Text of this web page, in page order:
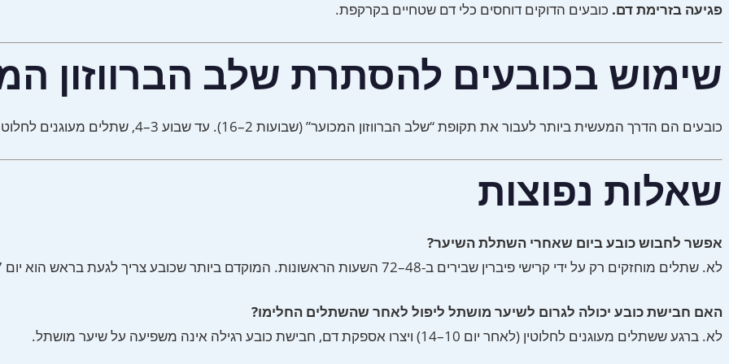
פגיעה בזרימת דם. כובעים הדוקים דוחסים כלי דם שטחיים בקרקפת.
שימוש בכובעים להסתרת שלב הברווזון
כובעים הם הדרך המעשית ביותר לעבור את תקופת “שלב הברווזון המכוער” (שבועות 2–16). עד שבוע 3–4, שתלים מעוגנים לחלוטין וכל סוגי הכובעים בטוחים לחבישה.
שאלות נפוצות
אפשר לחבוש כובע ביום שאחרי השתלת השיער?
לא. שתלים מוחזקים רק על ידי קרישי פיברין שבירים ב-48–72 השעות הראשונות. המוקדם ביותר שכובע צריך לגעת בראש הוא יום 7, ורק אם הוא רפוי ללא מגע על אזור השתלים.
האם חבישת כובע יכולה לגרום לשיער מושתל ליפול לאחר שהשתלים החלימו?
לא. ברגע ששתלים מעוגנים לחלוטין (לאחר יום 10–14) ויצרו אספקת דם, חבישת כובע רגילה אינה משפיעה על שיער מושתל.